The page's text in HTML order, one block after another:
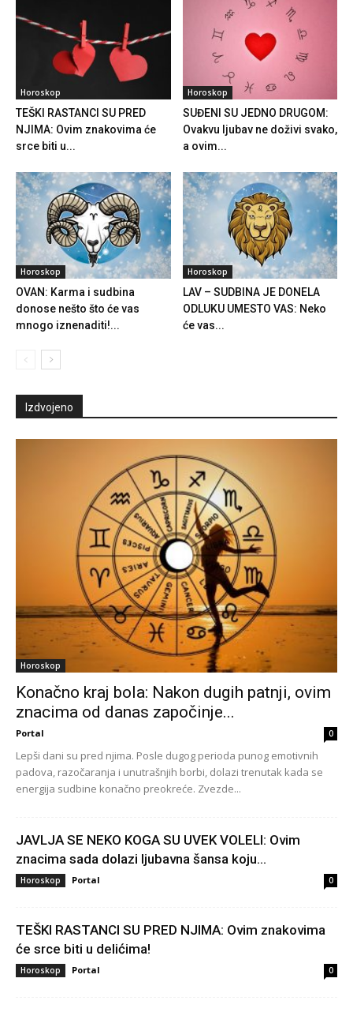
Horoskop
TEŠKI RASTANCI SU PRED
NJIMA: Ovim znakovima će
srce biti u...
Horoskop
SUĐENI SU JEDNO DRUGOM:
Ovakvu ljubav ne doživi svako,
a ovim...
Horoskop
OVAN: Karma i sudbina
donose nešto što će vas
mnogo iznenaditi!...
Horoskop
LAV – SUDBINA JE DONELA
ODLUKU UMESTO VAS: Neko
će vas...
Izdvojeno
Horoskop
Konačno kraj bola: Nakon dugih patnji, ovim
znacima od danas započinje...
Portal 0
Lepši dani su pred njima. Posle dugog perioda punog emotivnih
padova, razočaranja i unutrašnjih borbi, dolazi trenutak kada se
energija sudbine konačno preokreće. Zvezde...
JAVLJA SE NEKO KOGA SU UVEK VOLELI: Ovim
znacima sada dolazi ljubavna šansa koju...
Horoskop Portal 0
TEŠKI RASTANCI SU PRED NJIMA: Ovim znakovima
će srce biti u delićima!
Horoskop Portal 0